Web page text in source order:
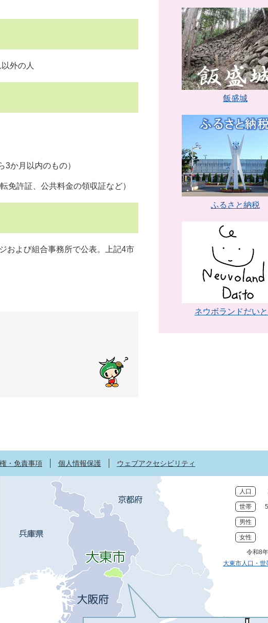
外の人
か月以内のもの）
免許証、公共料金の領収証など）
および組合事務所で公表。上記4市
飯盛城
ふるさと納税
ネウボランドだいと
・免責事項 個人情報保護 ウェブアクセシビリティ
人口
世帯
男性
女性
令和8
大東市人口・世